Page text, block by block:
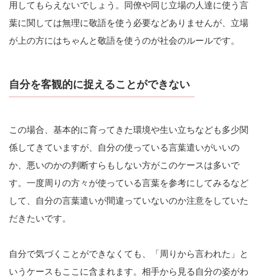
用してもらえないでしょう。同僚や同じ立場の人達に使う言
葉に関しては無理に敬語を使う必要などありませんが、立場
が上の方にはちゃんと敬語を使うのが社会のルールです。
自分を客観的に捉えることができない
この場合、基本的に育ってきた環境や生い立ちなども多少関
係してきていますが、自分の使っている言葉遣いがいいの
か、悪いのかの判断すらもしない方がこのケースは多いで
す。一度周りの方々が使っている言葉を参考にしてみるなど
して、自分の言葉遣いが間違っていないのか注意をしていた
だきたいです。
自分で気づくことができなくても、「周りから言われた」と
いうケースもここに含まれます。相手から見る自分の姿がわ